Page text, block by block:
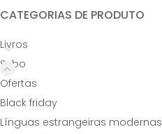
CATEGORIAS DE PRODUTO
Livros
Sebo
Ofertas
Black friday
Línguas estrangeiras modernas